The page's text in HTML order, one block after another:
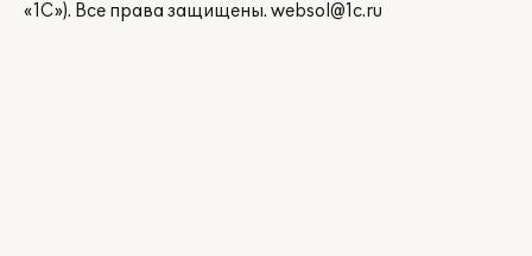
«1С»). Все права защищены. websol@1c.ru